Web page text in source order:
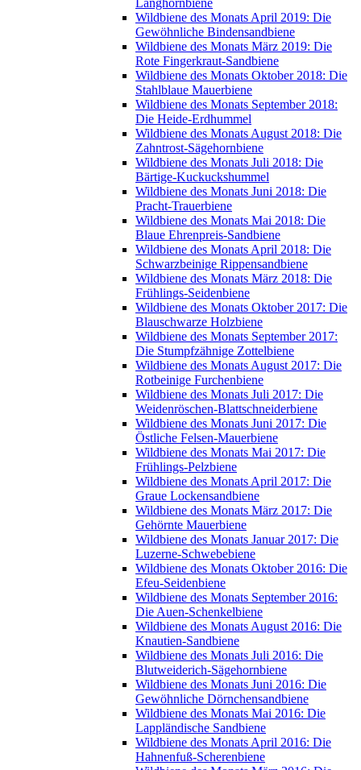
Langhornbiene
Wildbiene des Monats April 2019: Die
Gewöhnliche Bindensandbiene
Wildbiene des Monats März 2019: Die
Rote Fingerkraut-Sandbiene
Wildbiene des Monats Oktober 2018: Die
Stahlblaue Mauerbiene
Wildbiene des Monats September 2018:
Die Heide-Erdhummel
Wildbiene des Monats August 2018: Die
Zahntrost-Sägehornbiene
Wildbiene des Monats Juli 2018: Die
Bärtige-Kuckuckshummel
Wildbiene des Monats Juni 2018: Die
Pracht-Trauerbiene
Wildbiene des Monats Mai 2018: Die
Blaue Ehrenpreis-Sandbiene
Wildbiene des Monats April 2018: Die
Schwarzbeinige Rippensandbiene
Wildbiene des Monats März 2018: Die
Frühlings-Seidenbiene
Wildbiene des Monats Oktober 2017: Die
Blauschwarze Holzbiene
Wildbiene des Monats September 2017:
Die Stumpfzähnige Zottelbiene
Wildbiene des Monats August 2017: Die
Rotbeinige Furchenbiene
Wildbiene des Monats Juli 2017: Die
Weidenröschen-Blattschneiderbiene
Wildbiene des Monats Juni 2017: Die
Östliche Felsen-Mauerbiene
Wildbiene des Monats Mai 2017: Die
Frühlings-Pelzbiene
Wildbiene des Monats April 2017: Die
Graue Lockensandbiene
Wildbiene des Monats März 2017: Die
Gehörnte Mauerbiene
Wildbiene des Monats Januar 2017: Die
Luzerne-Schwebebiene
Wildbiene des Monats Oktober 2016: Die
Efeu-Seidenbiene
Wildbiene des Monats September 2016:
Die Auen-Schenkelbiene
Wildbiene des Monats August 2016: Die
Knautien-Sandbiene
Wildbiene des Monats Juli 2016: Die
Blutweiderich-Sägehornbiene
Wildbiene des Monats Juni 2016: Die
Gewöhnliche Dörnchensandbiene
Wildbiene des Monats Mai 2016: Die
Lappländische Sandbiene
Wildbiene des Monats April 2016: Die
Hahnenfuß-Scherenbiene